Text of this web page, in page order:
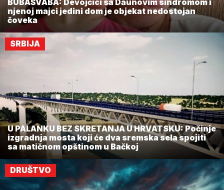
BUBAŠVABA: Devojčici sa Daunovim sindromom i
njenoj majci jedini dom je objekat nedostojan
čoveka
SRBIJA
U PALANKU BEZ SKRETANJA U HRVATSKU: Počinje
izgradnja mosta koji će dva sremska sela spojiti
sa matičnom opštinom u Bačkoj
DRUŠTVO